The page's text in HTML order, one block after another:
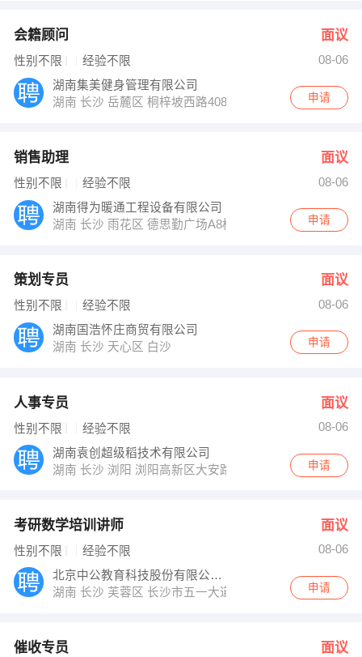
会籍顾问 面议
性别不限 经验不限
08-06
湖南集美健身管理有限公司
湖南 长沙 岳麓区 桐梓坡西路408号保利麓谷林语中心
申请
销售助理 面议
性别不限 经验不限
08-06
湖南得为暖通工程设备有限公司
湖南 长沙 雨花区 德思勤广场A8栋801和802
申请
策划专员 面议
性别不限 经验不限
08-06
湖南国浩怀庄商贸有限公司
湖南 长沙 天心区 白沙
申请
人事专员 面议
性别不限 经验不限
08-06
湖南袁创超级稻技术有限公司
湖南 长沙 浏阳 浏阳高新区大安路2号
申请
考研数学培训讲师 面议
性别不限 经验不限
08-06
北京中公教育科技股份有限公司长沙分公司
湖南 长沙 芙蓉区 长沙市五一大道800号中隆国际大厦4-5
申请
催收专员 面议